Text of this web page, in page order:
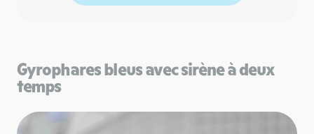
Gyrophares bleus avec sirène à deux
temps